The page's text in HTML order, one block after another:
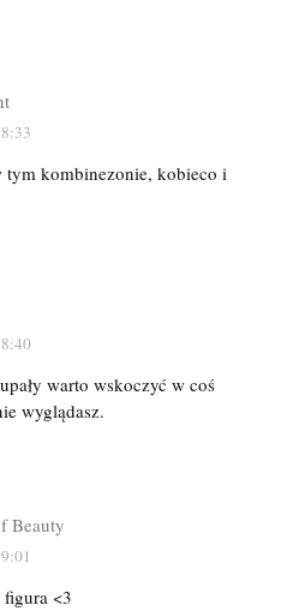
tym kombinezonie, kobieco i
warto wskoczyć w coś
wyglądasz.
Beauty
<3